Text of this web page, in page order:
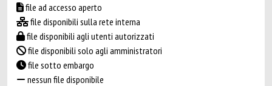
file ad accesso aperto
file disponibili sulla rete interna
file disponibili agli utenti autorizzati
file disponibili solo agli amministratori
file sotto embargo
nessun file disponibile